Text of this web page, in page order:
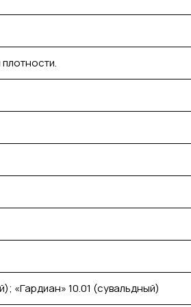
«Гардиан» 10.01 (сувальдный)